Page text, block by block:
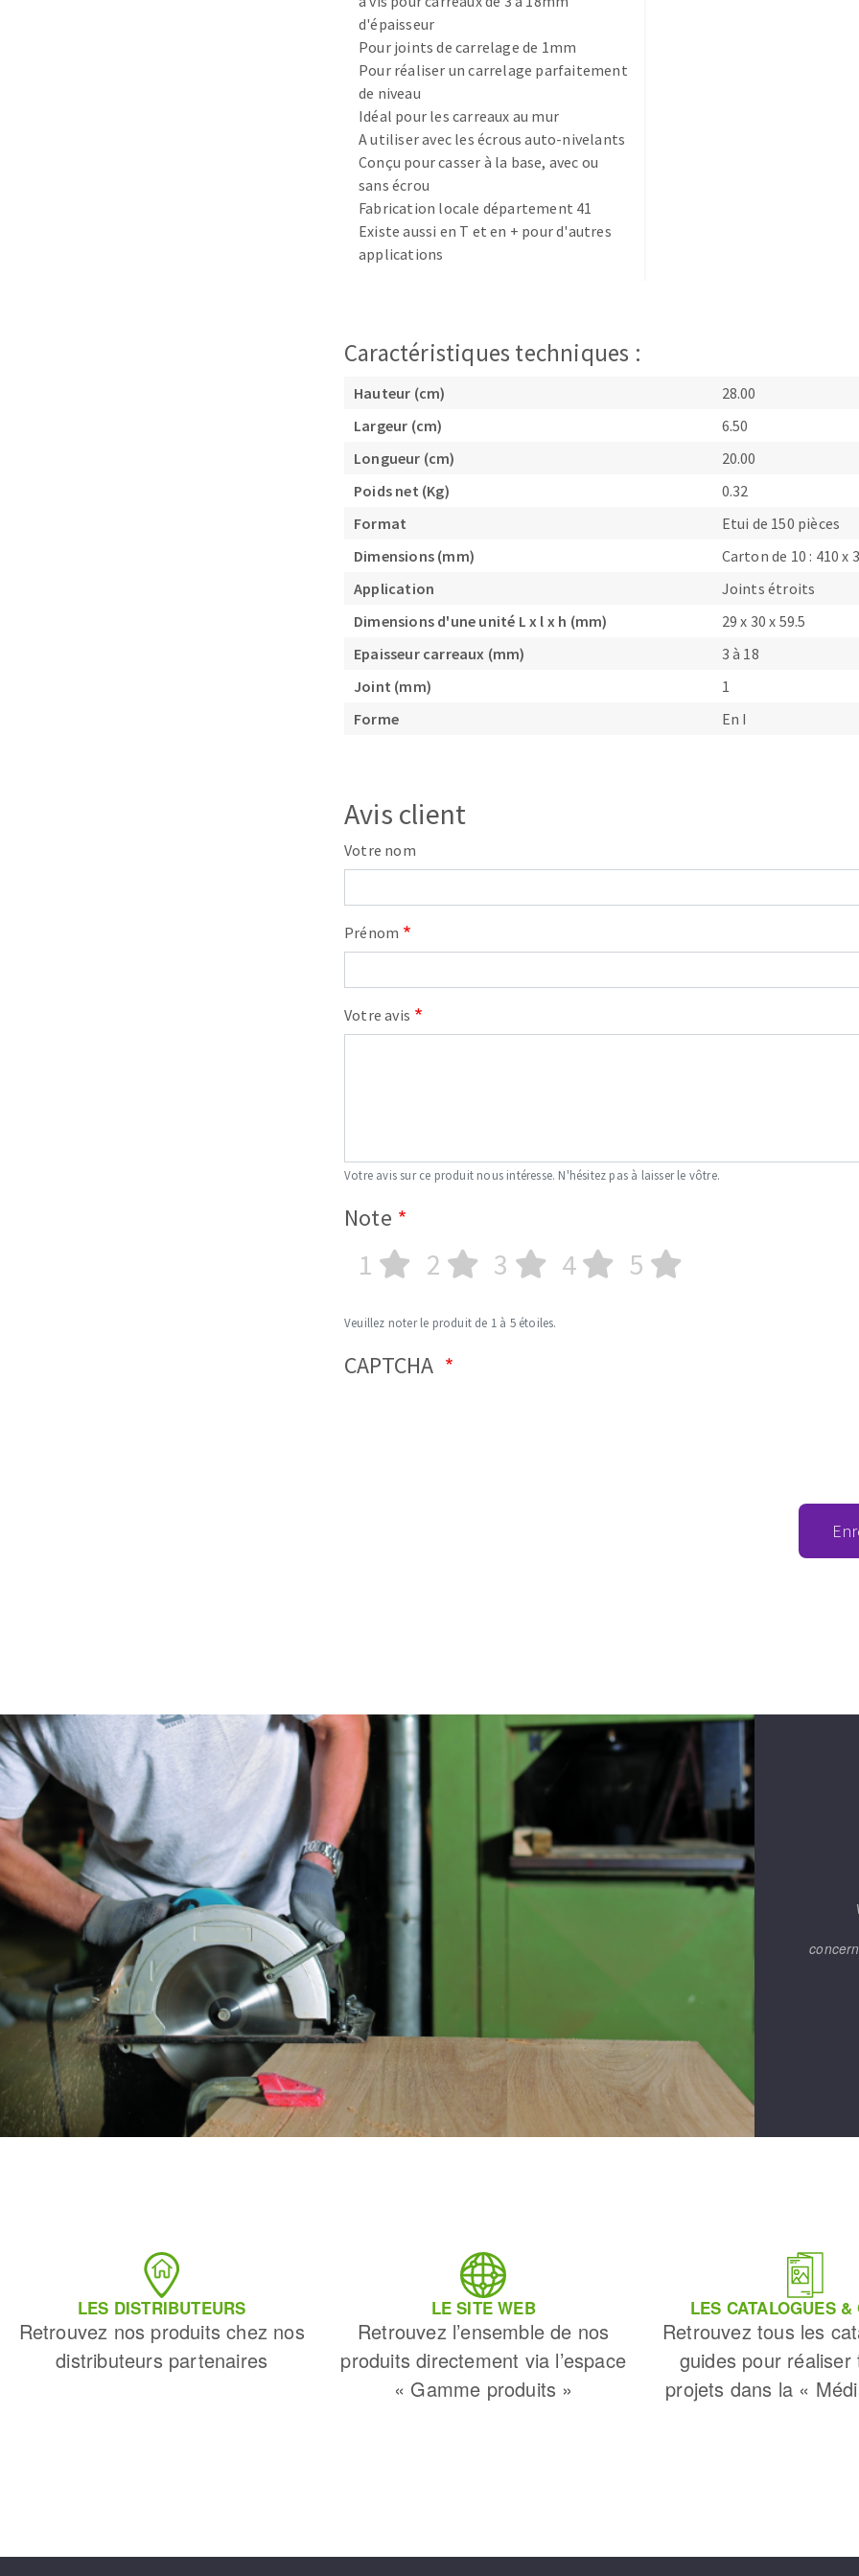
TRAITEMENT DE SURFACE
Disques à lamelles
Disque intissé
Disques fibre
Roues à lamelles
Meules de tourets
Bandes sans fin
Rouleaux d'atelier
d'épaisseur
Pour joints de carrelage de 1mm
Pour réaliser un carrelage parfaitement
de niveau
Idéal pour les carreaux au mur
A utiliser avec les écrous auto-nivelants
Conçu pour casser à la base, avec ou
sans écrou
Fabrication locale département 41
Existe aussi en T et en + pour d'autres
applications
Caractéristiques techniques :
Hauteur (cm)
28.00
Largeur (cm)
6.50
Longueur (cm)
20.00
Poids net (Kg)
0.32
Format
Etui de 150 pièces
Dimensions (mm)
Carton de 10 : 410 x
Application
Joints étroits
Dimensions d'une unité L x l x h (mm)
29 x 30 x 59.5
Epaisseur carreaux (mm)
3 à 18
Joint (mm)
1
Forme
En I
Avis client
Votre nom
Prénom
Votre avis
Votre avis sur ce produit nous intéresse. N'hésitez pas à laisser le vôtre.
Note
1 2 3 4 5
Veuillez noter le produit de 1 à 5 étoiles.
CAPTCHA
LES DISTRIBUTEURS
Retrouvez nos produits chez nos
distributeurs partenaires
LE SITE WEB
Retrouvez l’ensemble de nos
produits directement via l’espace
« Gamme produits »
LES CATALOGUES &
Retrouvez tous les
guides pour réaliser
projets dans la «